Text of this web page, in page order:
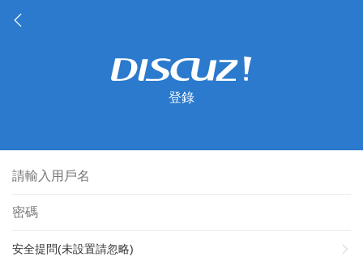
登錄
安全提問(未設置請忽略)